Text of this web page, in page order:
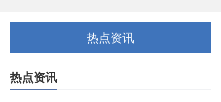
热点资讯
热点资讯